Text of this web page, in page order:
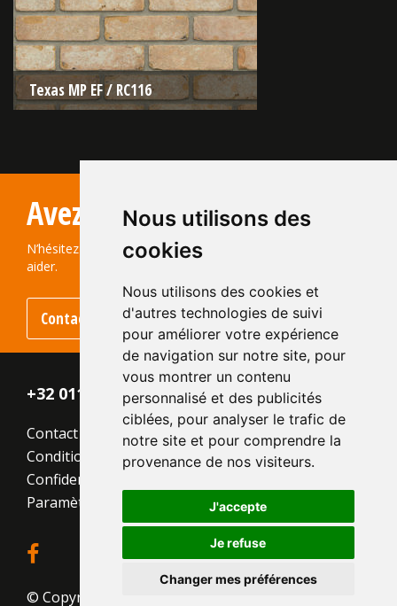
Nous utilisons des
cookies
Nous utilisons des cookies et
d'autres technologies de suivi
pour améliorer votre expérience
de navigation sur notre site, pour
vous montrer un contenu
personnalisé et des publicités
ciblées, pour analyser le trafic de
notre site et pour comprendre la
provenance de nos visiteurs.
J'accepte
Je refuse
Changer mes préférences
Texas MP EF / RC116
Format:
EF 215x100x65
La structure:
Nuancée
Couleur:
Naturel
Avez-vous des questions?
N’hésitez pas à nous contacter ! Nous serons ravis de vous
aider.
Contactez-nous
+32 011 - 870 938
Contact
Conditions générales
Confidentialité
Paramètres des cookies
© Copyright 2026